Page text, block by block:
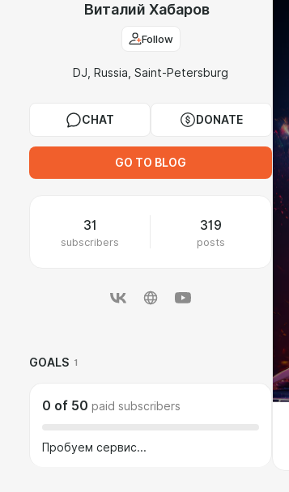
Виталий Хабаров
Follow
DJ, Russia, Saint-Petersburg
CHAT DONATE
GO TO BLOG
31
subscribers
319
posts
GOALS 1
0 of 50 paid subscribers
Пробуем сервис...